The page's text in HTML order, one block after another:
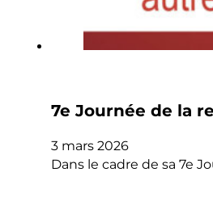
7e Journée de la
3 mars 2026
Dans le cadre de sa 7e